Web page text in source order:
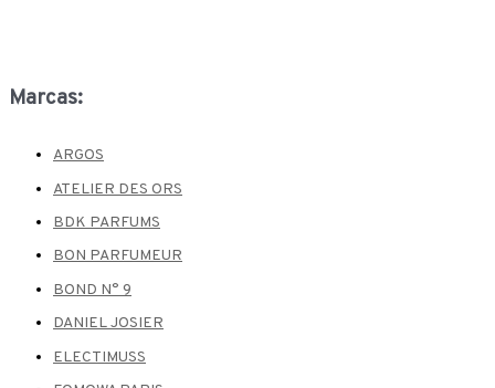
Marcas:
ARGOS
ATELIER DES ORS
BDK PARFUMS
BON PARFUMEUR
BOND N° 9
DANIEL JOSIER
ELECTIMUSS